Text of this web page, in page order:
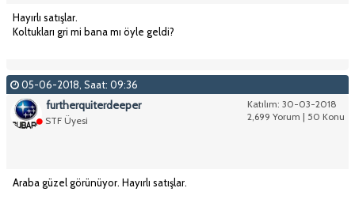
Hayırlı satışlar.
Koltukları gri mi bana mı öyle geldi?
05-06-2018, Saat: 09:36
Katılım: 30-03-2018
2,699 Yorum | 50 Konu
furtherquiterdeeper
STF Üyesi
Araba güzel görünüyor. Hayırlı satışlar.